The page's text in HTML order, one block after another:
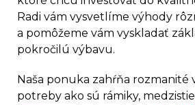
Radi vám vysvetlíme výhody
a pomôžeme vám vyskladať
pokročilú výbavu.
Naša ponuka zahŕňa rozmanité
potreby ako sú rámiky,